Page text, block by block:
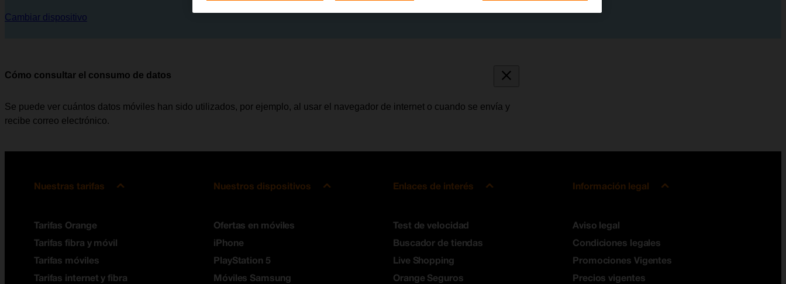
Cambiar dispositivo
Cómo consultar el consumo de datos
Se puede ver cuántos datos móviles han sido utilizados, por ejemplo, al usar el navegador de internet o cuando se envía y
recibe correo electrónico.
Nuestras tarifas
Tarifas Orange
Tarifas fibra y móvil
Tarifas móviles
Tarifas internet y fibra
Nuestros dispositivos
Ofertas en móviles
iPhone
PlayStation 5
Móviles Samsung
Enlaces de interés
Test de velocidad
Buscador de tiendas
Live Shopping
Orange Seguros
Información legal
Aviso legal
Condiciones legales
Promociones Vigentes
Precios vigentes